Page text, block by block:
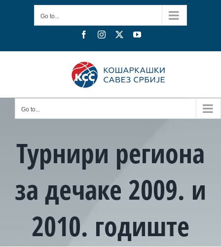
Go to...
FacebookInstagram YouTube
Go to...
Турнири региона
за дечаке 2009. и
2010. годиште